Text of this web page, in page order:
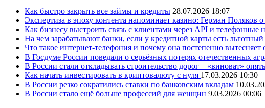
Как быстро закрыть все займы и кредиты 28.07.2026 18:07
Экспертиза в эпоху контента напоминает казино: Герман
Как бизнесу выстроить связь с клиентами через API и телефонные
На чем зарабатывают банки, если у кредитной карты есть
Что такое интернет-телефония и почему она постепенно вытесняет
В Госдуме России поведали о серьёзных потерях отечественных
В России стали откладывать строительство дорог – «виноват»
Как начать инвестировать в криптовалюту с нуля 17.03.2026 10:30
В России резко сократились ставки по банковским вкладам
В России стало ещё больше профессий для женщин 9.03.2026 00:06